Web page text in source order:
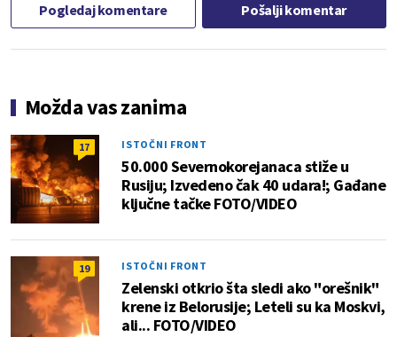
Pogledaj komentare Pošalji komentar
Možda vas zanima
17 ISTOČNI FRONT
50.000 Severnokorejanaca stiže u
Rusiju; Izvedeno čak 40 udara!; Gađane
ključne tačke FOTO/VIDEO
19 ISTOČNI FRONT
Zelenski otkrio šta sledi ako "orešnik"
krene iz Belorusije; Leteli su ka Moskvi,
ali... FOTO/VIDEO